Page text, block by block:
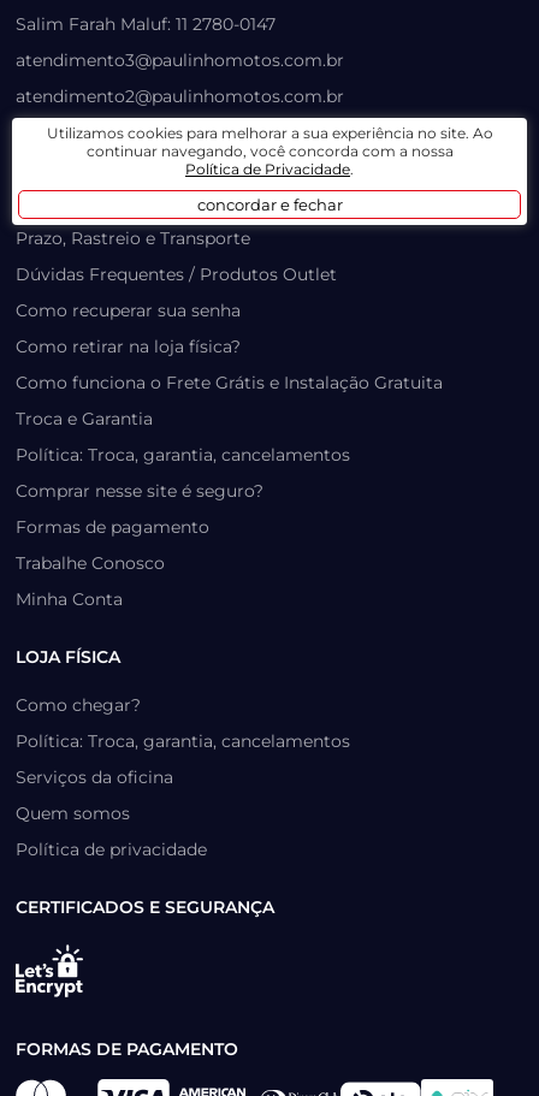
Salim Farah Maluf: 11 2780-0147
atendimento3@paulinhomotos.com.br
atendimento2@paulinhomotos.com.br
LOJA VIRTUAL
Lista de Desejos
Prazo, Rastreio e Transporte
Dúvidas Frequentes / Produtos Outlet
Como recuperar sua senha
Como retirar na loja física?
Como funciona o Frete Grátis e Instalação Gratuita
Troca e Garantia
Política: Troca, garantia, cancelamentos
Comprar nesse site é seguro?
Formas de pagamento
Trabalhe Conosco
Minha Conta
LOJA FÍSICA
Como chegar?
Política: Troca, garantia, cancelamentos
Serviços da oficina
Quem somos
Política de privacidade
CERTIFICADOS E SEGURANÇA
FORMAS DE PAGAMENTO
Utilizamos cookies para melhorar a sua experiência no site. Ao
continuar navegando, você concorda com a nossa
Política de Privacidade.
concordar e fechar